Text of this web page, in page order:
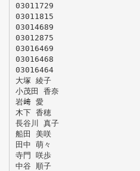
03011729
03011815
03014689
03012875
03016469
03016468
03016464
大塚 綾子
小茂田 香奈
岩﨑 愛
木下 香穂
長谷川 真子
船田 美咲
田中 萌々
寺門 咲歩
中谷 順子